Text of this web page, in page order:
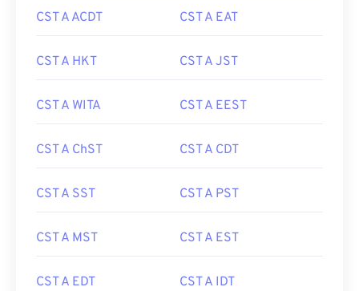
CST A ACDT CST A EAT
CST A HKT CST A JST
CST A WITA CST A EEST
CST A ChST CST A CDT
CST A SST CST A PST
CST A MST CST A EST
CST A EDT CST A IDT